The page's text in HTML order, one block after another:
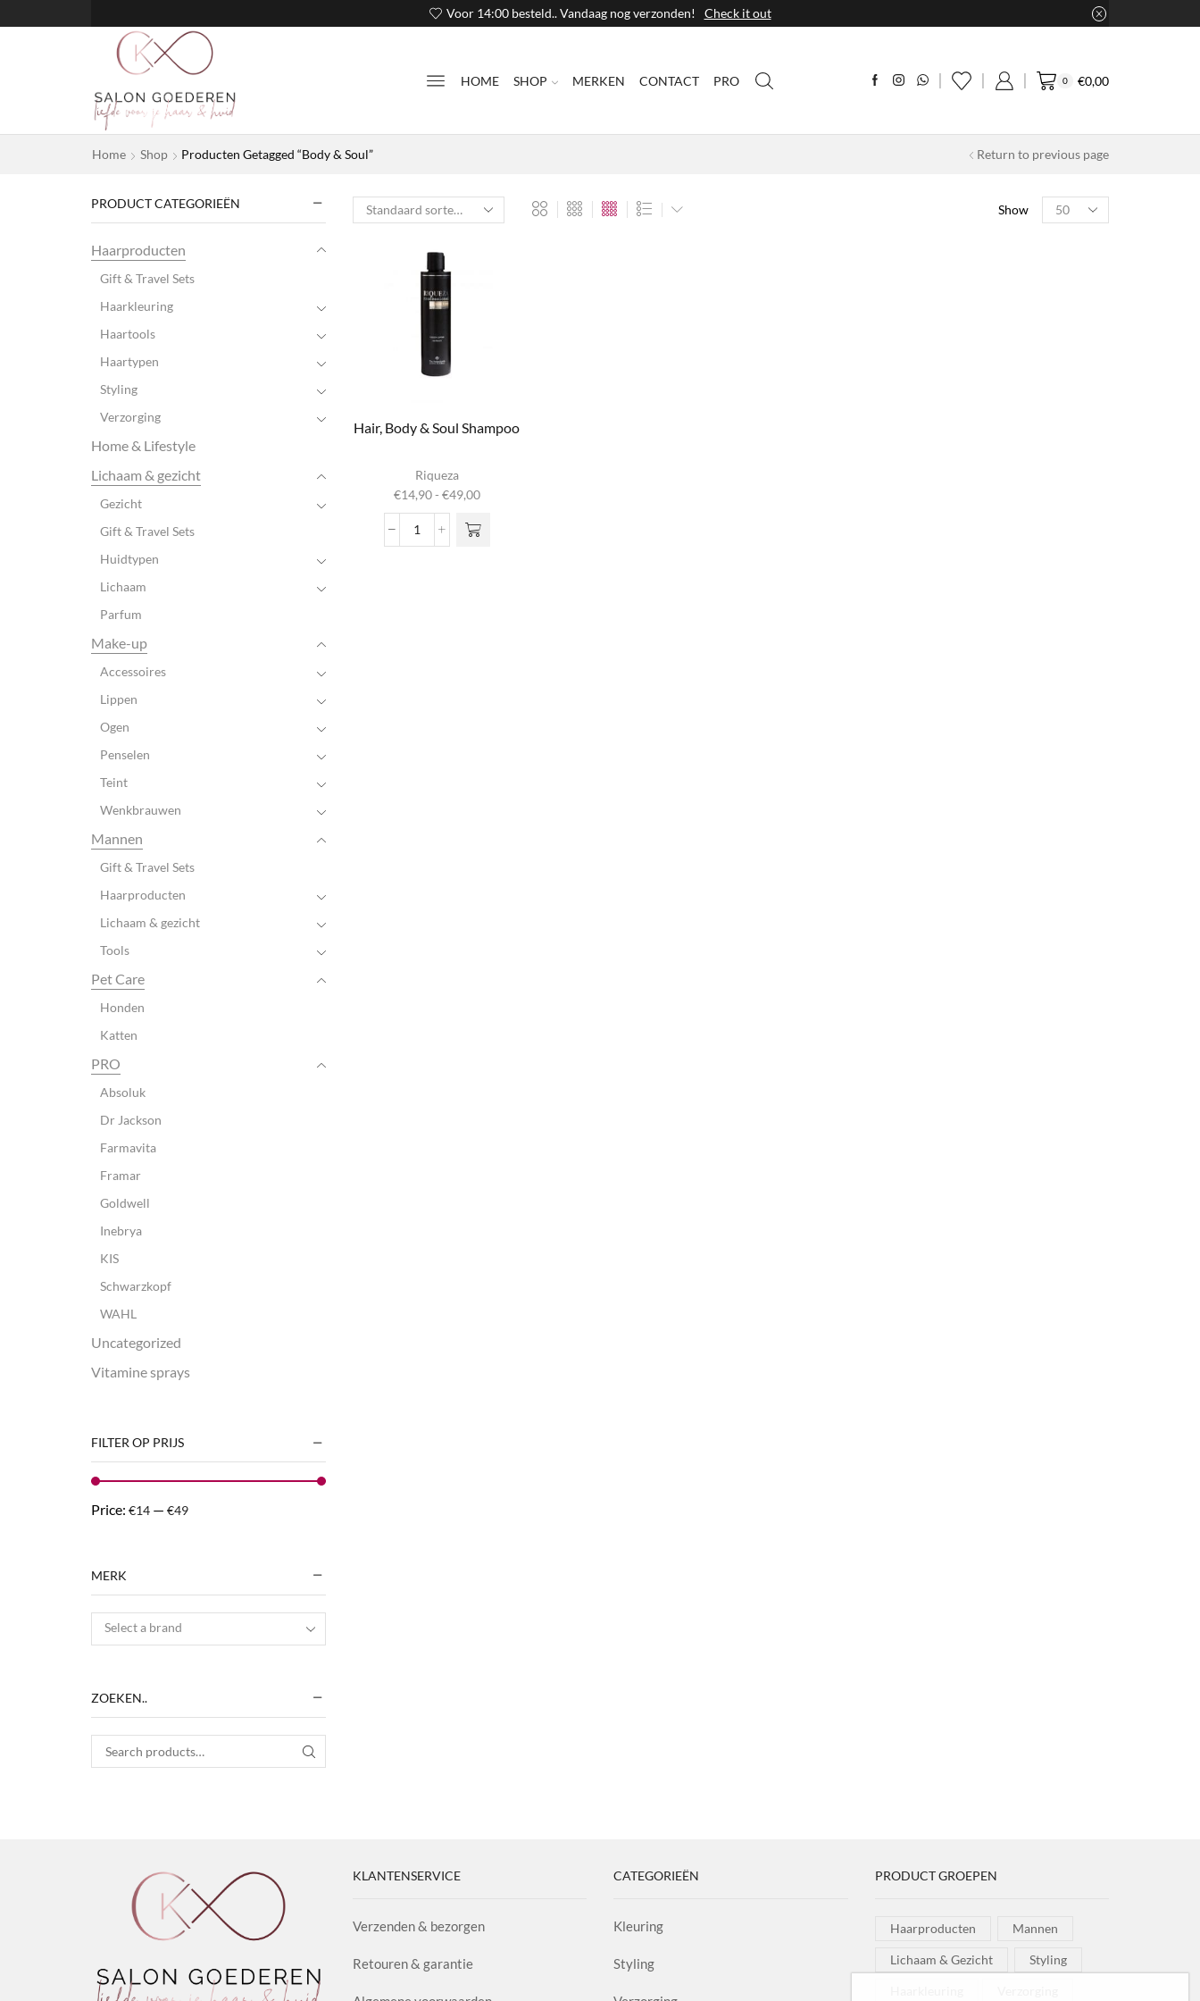
Voor 14:00 besteld.. Vandaag nog verzonden! Check it out
HOME SHOP MERKEN CONTACT PRO 0 €0,00
Home Shop Producten Getagged “Body & Soul” Return to previous page
Show
Products
per
Hair, Body & Soul Shampoo
Riqueza
€14,90- €49,00Prijsklasse:
tot
Hair,
heeft
meerdere
optie kan
PRODUCT CATEGORIEËN
Haarproducten
Gift & Travel Sets
Haarkleuring
Haartools
Haartypen
Styling
Verzorging
Home & Lifestyle
Lichaam & gezicht
Gezicht
Gift & Travel Sets
Huidtypen
Lichaam
Parfum
Make-up
Accessoires
Lippen
Ogen
Penselen
Teint
Wenkbrauwen
Mannen
Gift & Travel Sets
Haarproducten
Lichaam & gezicht
Tools
Pet Care
Honden
Katten
PRO
Absoluk
Dr Jackson
Farmavita
Framar
Goldwell
Inebrya
KIS
Schwarzkopf
WAHL
Uncategorized
Vitamine sprays
FILTER OP PRIJS
Price: €14 — €49
MERK
Select a brand
ZOEKEN..
Search for: SEARCH
KLANTENSERVICE
Verzenden & bezorgen
Retouren & garantie
CATEGORIEËN
Kleuring
Styling
PRODUCT GROEPEN
Haarproducten Mannen
Lichaam & Gezicht Styling